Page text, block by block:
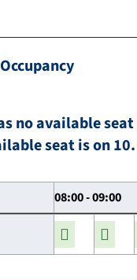
no available
seat is on
08:00 - 09:00